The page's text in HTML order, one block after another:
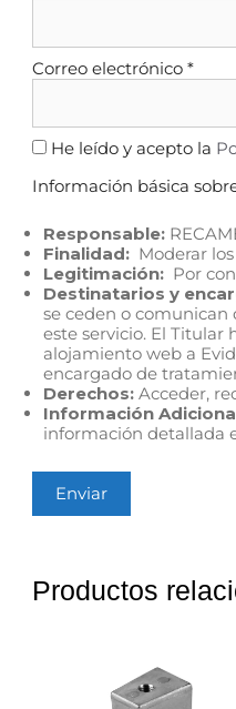
Correo electrónico *
He leído y acepto la
Información básica
Responsable:
Finalidad: Moderar
Legitimación: Por
Destinatarios y
se ceden o comunican
este servicio. El Titular
alojamiento web a
encargado de
Derechos: Acceder,
Información
información detallada
Productos